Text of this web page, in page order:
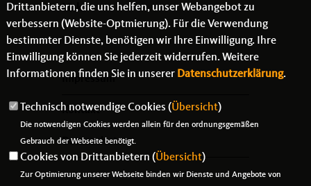
Links
Impressum
Kontakt
Datenschutz
Drittanbietern, die uns helfen, unser Webangebot zu
verbessern (Website-Optmierung). Für die Verwendung
bestimmter Dienste, benötigen wir Ihre Einwilligung. Ihre
Einwilligung können Sie jederzeit widerrufen. Weitere
Informationen finden Sie in unserer Datenschutzerklärung.
Technisch notwendige Cookies (Übersicht)
Die notwendigen Cookies werden allein für den ordnungsgemäßen
Gebrauch der Webseite benötigt.
Cookies von Drittanbietern (Übersicht)
Zur Optimierung unserer Webseite binden wir Dienste und Angebote von